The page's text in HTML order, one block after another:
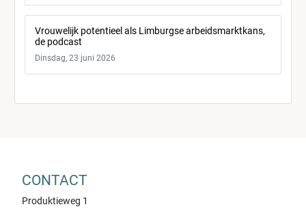
Vrouwelijk potentieel als Limburgse arbeidsmarktkans,
de podcast
Dinsdag, 23 juni 2026
CONTACT
Produktieweg 1